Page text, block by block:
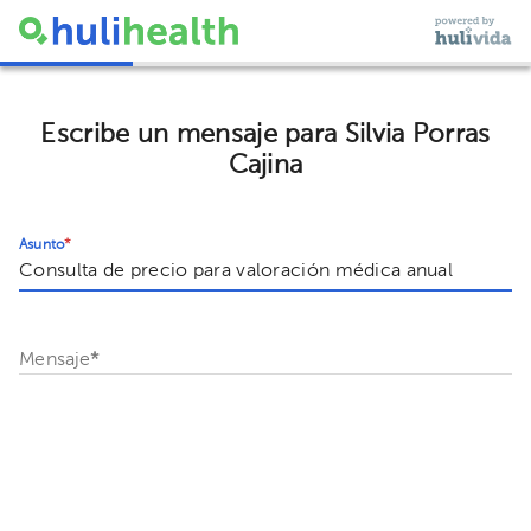
Escribe un mensaje para Silvia Porras
Cajina
Asunto*
Mensaje*